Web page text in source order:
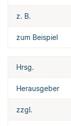
z. B.
zum Beispiel
Hrsg.
Herausgeber
zzgl.